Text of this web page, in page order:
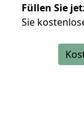
Füllen Sie
Sie